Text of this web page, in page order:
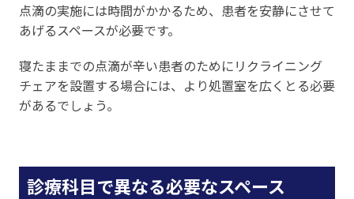
点滴の実施には時間がかかるため、患者を安静にさせて
あげるスペースが必要です。
寝たままでの点滴が辛い患者のためにリクライニング
チェアを設置する場合には、より処置室を広くとる必要
があるでしょう。
診療科目で異なる必要なスペース